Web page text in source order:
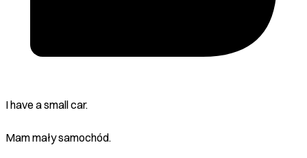
I have a small car.
Mam mały samochód.